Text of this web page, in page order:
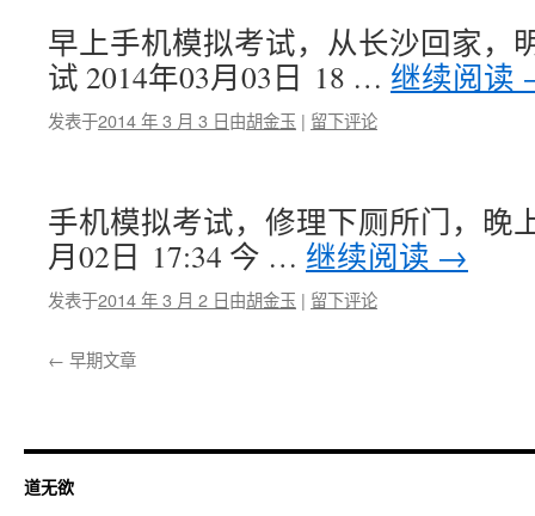
早上手机模拟考试，从长沙回家，
试 2014年03月03日 18 … 继续阅读
发表于2014 年 3 月 3 日由胡金玉 | 留下评论
手机模拟考试，修理下厕所门，晚
月02日 17:34 今 … 继续阅读 →
发表于2014 年 3 月 2 日由胡金玉 | 留下评论
← 早期文章
道无欲